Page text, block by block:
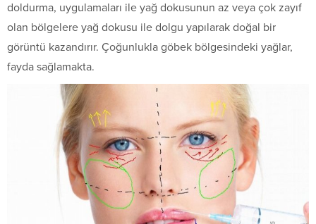
doldurma, uygulamaları ile yağ dokusunun az veya çok zayıf
olan bölgelere yağ dokusu ile dolgu yapılarak doğal bir
görüntü kazandırır. Çoğunlukla göbek bölgesindeki yağlar,
fayda sağlamakta.